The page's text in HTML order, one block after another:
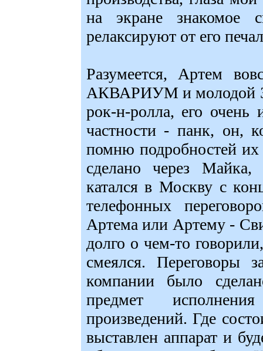
на экране
релаксируют от его
Разумеется, Артем
АКВАРИУМ и молодой
рок-н-ролла, его очень
частности - панк, он,
помню подробностей их
сделано через
катался в Москву с
телефонных
Артема или Артему -
долго о чем-то
смеялся. Переговоры
компании было
предмет
произведений. Где
выставлен аппарат и